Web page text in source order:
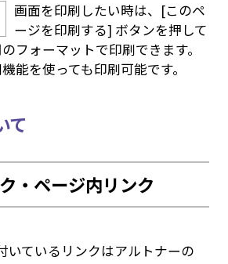
画面を印刷したい時は、[このペ
ージを印刷する] ボタンを押して
フォーマットで印刷できます。
能を使っても印刷可能です。
て
・ページ内リンク
いているリンクはアルトナーの